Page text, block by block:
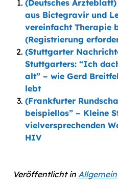
(Deutsches
aus Bictegravir und
vereinfacht Therapie
(Registrierung
(Stuttgarter
Stuttgarters: “Ich
alt” – wie Gerd
lebt
(Frankfurter
beispiellos” – Kleine
vielversprechenden
HIV
Veröffentlicht in Allgemein